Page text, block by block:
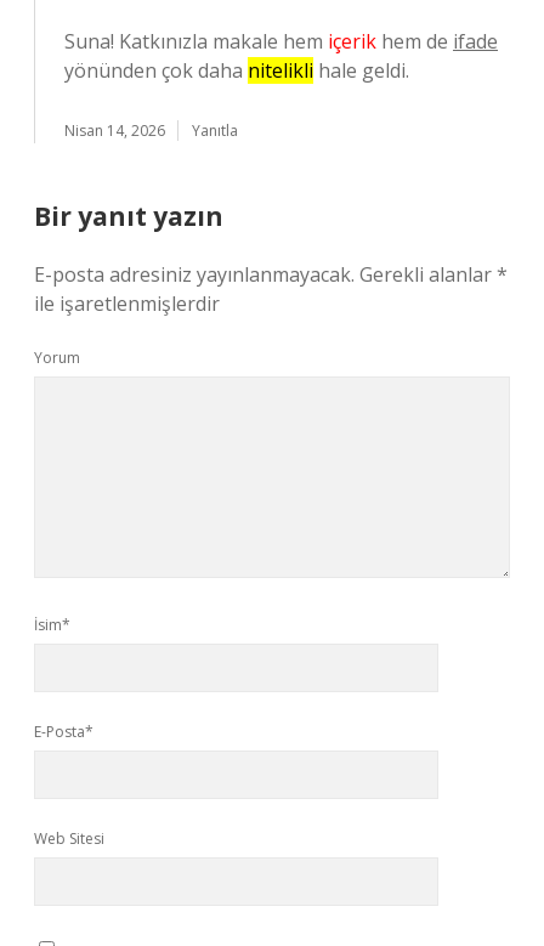
Suna! Katkınızla makale hem içerik hem de ifade
yönünden çok daha nitelikli hale geldi.
Nisan 14, 2026 Yanıtla
Bir yanıt yazın
E-posta adresiniz yayınlanmayacak. Gerekli alanlar*
ile işaretlenmişlerdir
Yorum
İsim*
E-Posta*
Web Sitesi